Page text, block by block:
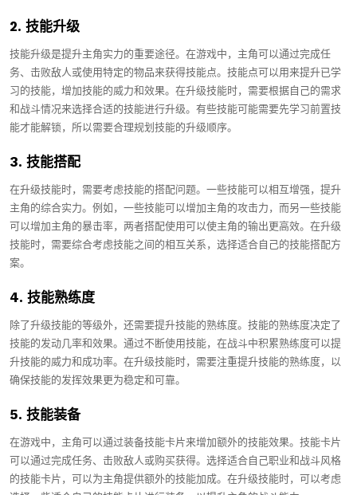
2. 技能升级
技能升级是提升主角实力的重要途径。在游戏中，主角可以通过完成任
务、击败敌人或使用特定的物品来获得技能点。技能点可以用来提升已学
习的技能，增加技能的威力和效果。在升级技能时，需要根据自己的需求
和战斗情况来选择合适的技能进行升级。有些技能可能需要先学习前置技
能才能解锁，所以需要合理规划技能的升级顺序。
3. 技能搭配
在升级技能时，需要考虑技能的搭配问题。一些技能可以相互增强，提升
主角的综合实力。例如，一些技能可以增加主角的攻击力，而另一些技能
可以增加主角的暴击率，两者搭配使用可以使主角的输出更高效。在升级
技能时，需要综合考虑技能之间的相互关系，选择适合自己的技能搭配方
案。
4. 技能熟练度
除了升级技能的等级外，还需要提升技能的熟练度。技能的熟练度决定了
技能的发动几率和效果。通过不断使用技能，在战斗中积累熟练度可以提
升技能的威力和成功率。在升级技能时，需要注重提升技能的熟练度，以
确保技能的发挥效果更为稳定和可靠。
5. 技能装备
在游戏中，主角可以通过装备技能卡片来增加额外的技能效果。技能卡片
可以通过完成任务、击败敌人或购买获得。选择适合自己职业和战斗风格
的技能卡片，可以为主角提供额外的技能加成。在升级技能时，可以考虑